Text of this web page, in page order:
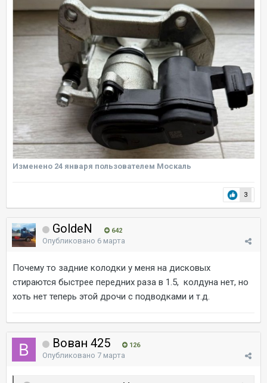
Изменено 24 января пользователем Москаль
3
GoldeN 642
Опубликовано 6 марта
Почему то задние колодки у меня на дисковых
стираются быстрее передних раза в 1.5, колдуна нет, но
хоть нет теперь этой дрочи с подводками и т.д.
Вован 425 126
Опубликовано 7 марта